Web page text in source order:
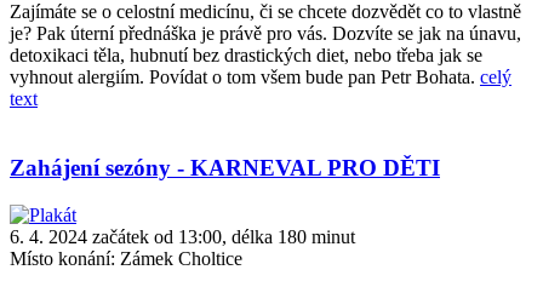
Zajímáte se o celostní medicínu, či se chcete dozvědět co to vlastně
je? Pak úterní přednáška je právě pro vás. Dozvíte se jak na únavu,
detoxikaci těla, hubnutí bez drastických diet, nebo třeba jak se
vyhnout alergiím. Povídat o tom všem bude pan Petr Bohata. celý
text
Zahájení sezóny - KARNEVAL PRO DĚTI
6. 4. 2024 začátek od 13:00, délka 180 minut
Místo konání: Zámek Choltice